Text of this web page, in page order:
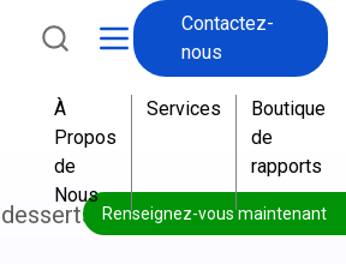
Contactez-
nous
À
Propos
de
Nous
Services
Boutique
de
rapports
Renseignez-vous maintenant